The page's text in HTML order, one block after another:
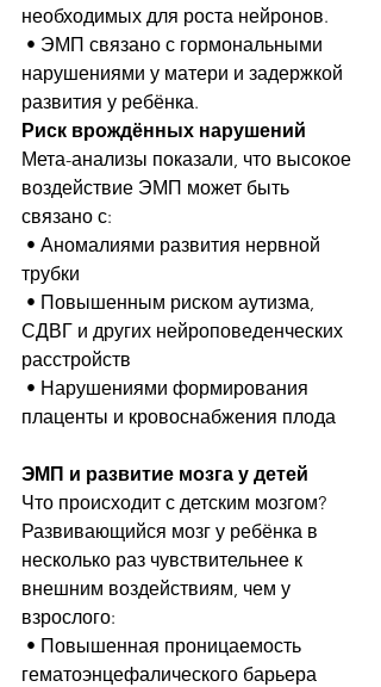
необходимых для роста нейронов.
нарушениями у матери и задержкой
развития у ребёнка.
Риск врождённых нарушений
Мета-анализы показали, что высокое
воздействие ЭМП может быть
связано с:
трубки
СДВГ и других нейроповеденческих
расстройств
плаценты и кровоснабжения плода
ЭМП и развитие мозга у детей
Что происходит с детским мозгом?
Развивающийся мозг у ребёнка в
несколько раз чувствительнее к
внешним воздействиям, чем у
взрослого:
гематоэнцефалического барьера